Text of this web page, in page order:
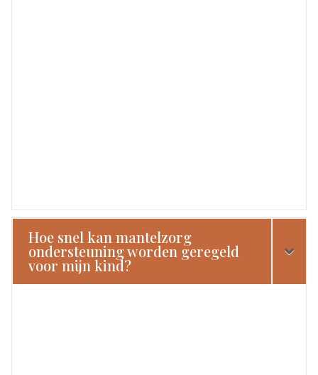
Hoe snel kan mantelzorg
ondersteuning worden geregeld
voor mijn kind?